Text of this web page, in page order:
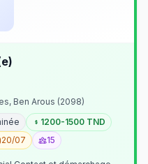
Ben Arous (2098)
1200-1500 TND
20/07 15